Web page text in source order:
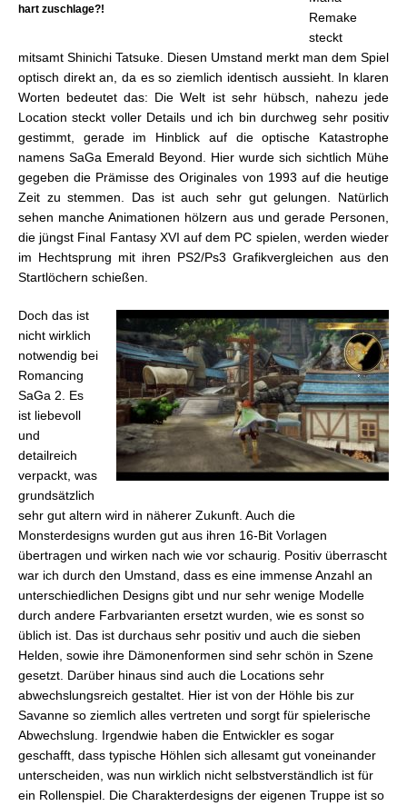
hart zuschlage?!
Remake
steckt
mitsamt Shinichi Tatsuke. Diesen Umstand merkt man dem Spiel
optisch direkt an, da es so ziemlich identisch aussieht. In klaren
Worten bedeutet das: Die Welt ist sehr hübsch, nahezu jede
Location steckt voller Details und ich bin durchweg sehr positiv
gestimmt, gerade im Hinblick auf die optische Katastrophe
namens SaGa Emerald Beyond. Hier wurde sich sichtlich Mühe
gegeben die Prämisse des Originales von 1993 auf die heutige
Zeit zu stemmen. Das ist auch sehr gut gelungen. Natürlich
sehen manche Animationen hölzern aus und gerade Personen,
die jüngst Final Fantasy XVI auf dem PC spielen, werden wieder
im Hechtsprung mit ihren PS2/Ps3 Grafikvergleichen aus den
Startlöchern schießen.
Doch das ist
nicht wirklich
notwendig bei
Romancing
SaGa 2. Es
ist liebevoll
und
detailreich
verpackt, was
grundsätzlich
sehr gut altern wird in näherer Zukunft. Auch die
Monsterdesigns wurden gut aus ihren 16-Bit Vorlagen
übertragen und wirken nach wie vor schaurig. Positiv überrascht
war ich durch den Umstand, dass es eine immense Anzahl an
unterschiedlichen Designs gibt und nur sehr wenige Modelle
durch andere Farbvarianten ersetzt wurden, wie es sonst so
üblich ist. Das ist durchaus sehr positiv und auch die sieben
Helden, sowie ihre Dämonenformen sind sehr schön in Szene
gesetzt. Darüber hinaus sind auch die Locations sehr
abwechslungsreich gestaltet. Hier ist von der Höhle bis zur
Savanne so ziemlich alles vertreten und sorgt für spielerische
Abwechslung. Irgendwie haben die Entwickler es sogar
geschafft, dass typische Höhlen sich allesamt gut voneinander
unterscheiden, was nun wirklich nicht selbstverständlich ist für
ein Rollenspiel. Die Charakterdesigns der eigenen Truppe ist so